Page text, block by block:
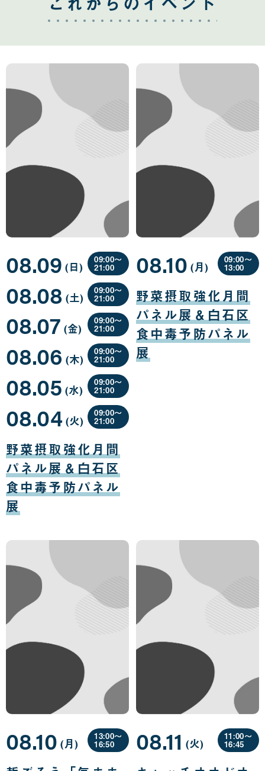
野菜摂取強化月間
パネル展＆白石区
食中毒予防パネル
展
08.04
月
04
日
(火曜
日
)
09:00〜
21:00
08.05
月
05
(水曜
日
)
09:00〜
21:00
08.06
月
06
(木曜
日
)
09:00〜
21:00
08.07
月
07
(金曜
日
)
09:00〜
21:00
08.08
月
08
(土曜
日
)
09:00〜
21:00
08.09
月
09
日
(日曜
日
)
09:00〜
21:00
野菜摂取強化月間
パネル展＆白石区
食中毒予防パネル
展
08.10
月
10
日
(月曜
日
)
09:00〜
13:00
08.10
月
(月曜
日
)
13:00〜
16:50 08.11
月
(火曜
日
)
11:00〜
16:45